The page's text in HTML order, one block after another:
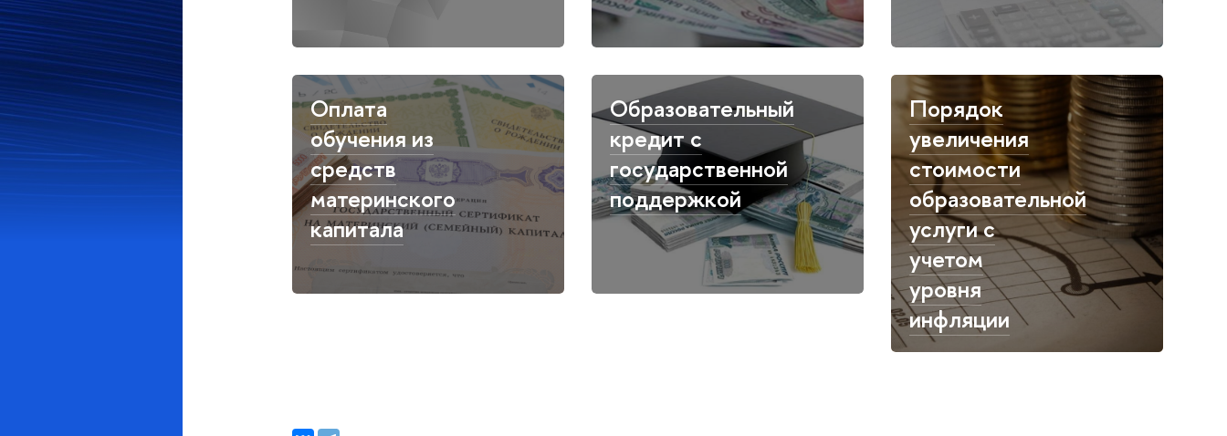
Оплата
обучения из
средств
материнского
капитала
Образовательный
кредит с
государственной
поддержкой
Порядок
увеличения
стоимости
образовательной
услуги с
учетом
уровня
инфляции